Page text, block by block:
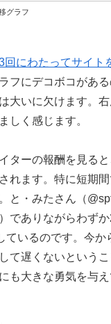
グラフ
回にわたってサイト
フにデコボコがあ
大いに欠けます。
しく感じます。
ターの報酬を見る
れます。特に短期
と・みたさん（
でありながらわず
ているのです。今か
て遅くないという
も大きな勇気を与え